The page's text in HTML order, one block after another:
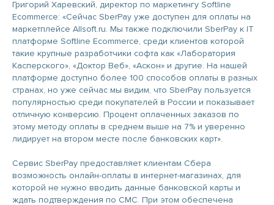
Григорий Харевский, директор по маркетингу Softline
Ecommerce: «Сейчас SberPay уже доступен для оплаты на
маркетплейсе Allsoft.ru. Мы также подключили SberPay к IT
платформе Softline Ecommerce, среди клиентов которой
такие крупные разработчики софта как «Лаборатория
Касперского», «Доктор Веб», «Аскон» и другие. На нашей
платформе доступно более 100 способов оплаты в разных
странах, но уже сейчас мы видим, что SberPay пользуется
популярностью среди покупателей в России и показывает
отличную конверсию. Процент оплаченных заказов по
этому методу оплаты в среднем выше на 7% и уверенно
лидирует на втором месте после банковских карт».
Сервис SberPay предоставляет клиентам Сбера
возможность онлайн-оплаты в интернет-магазинах, для
которой не нужно вводить данные банковской карты и
ждать подтверждения по СМС. При этом обеспечена